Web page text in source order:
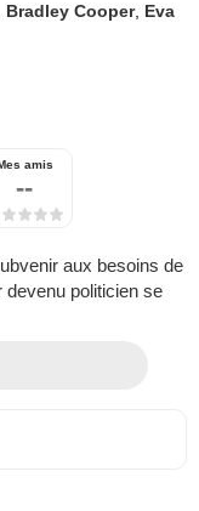
Bradley Cooper, Eva
amis
--
aux besoins de
politicien se